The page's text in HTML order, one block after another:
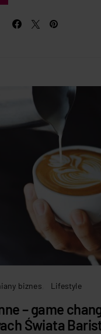
biznes Lifestyle
– game
Świata